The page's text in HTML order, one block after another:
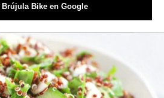
Brújula Bike en Google